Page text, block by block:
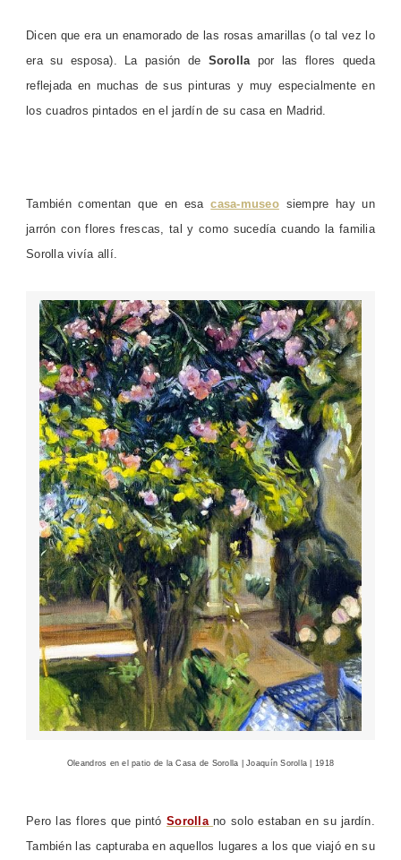
Dicen que era un enamorado de las rosas amarillas (o tal vez lo
era su esposa). La pasión de Sorolla por las flores queda
reflejada en muchas de sus pinturas y muy especialmente en
los cuadros pintados en el jardín de su casa en Madrid.
También comentan que en esacasa-museosiempre hay un
jarrón con flores frescas, tal y como sucedía cuando la familia
Sorolla vivía allí.
Oleandros en el patio de la Casa de Sorolla | Joaquín Sorolla | 1918
Pero las flores que pintó Sorolla no solo estaban en su jardín.
También las capturaba en aquellos lugares a los que viajó en su